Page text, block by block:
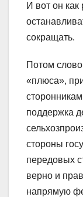
И вот он
сокращать.
Потом слово
«плюса»,
поддержка
стороны
передовых
верно и
напрямую